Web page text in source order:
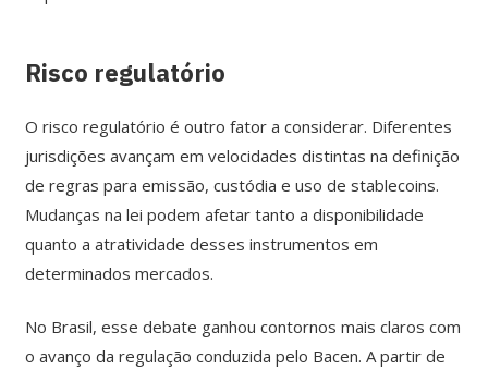
Risco regulatório
O risco regulatório é outro fator a considerar. Diferentes
jurisdições avançam em velocidades distintas na definição
de regras para emissão, custódia e uso de stablecoins.
Mudanças na lei podem afetar tanto a disponibilidade
quanto a atratividade desses instrumentos em
determinados mercados.
No Brasil, esse debate ganhou contornos mais claros com
o avanço da regulação conduzida pelo Bacen. A partir de